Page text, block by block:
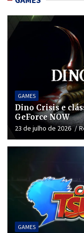
GAMES
Dino Crisis e
GeForce NOW
23 de julho de 2026
GAMES